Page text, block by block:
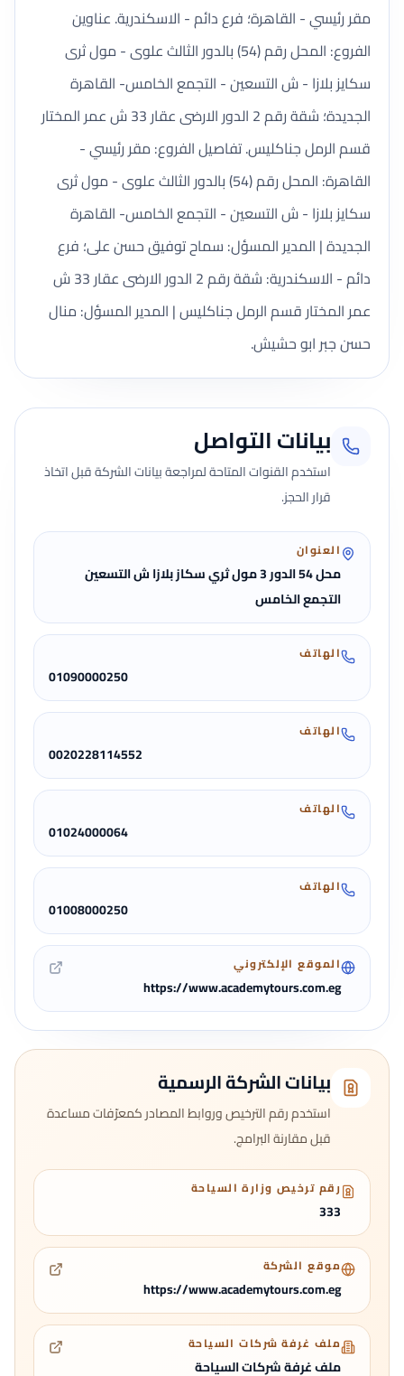
مقر رئيسي - القاهرة؛ فرع دائم - الاسكندرية. عناوين
الفروع: المحل رقم (54) بالدور الثالث علوى - مول ثرى
سكايز بلازا - ش التسعين - التجمع الخامس- القاهرة
الجديدة؛ شقة رقم 2 الدور الارضى عقار 33 ش عمر المختار
قسم الرمل جناكليس. تفاصيل الفروع: مقر رئيسي -
القاهرة: المحل رقم (54) بالدور الثالث علوى - مول ثرى
سكايز بلازا - ش التسعين - التجمع الخامس- القاهرة
الجديدة | المدير المسؤل: سماح توفيق حسن على؛ فرع
دائم - الاسكندرية: شقة رقم 2 الدور الارضى عقار 33 ش
عمر المختار قسم الرمل جناكليس | المدير المسؤل: منال
حسن جبر ابو حشيش.
بيانات التواصل
استخدم القنوات المتاحة لمراجعة بيانات الشركة قبل اتخاذ
قرار الحجز.
العنوان
محل 54 الدور 3 مول ثري سكاز بلازا ش التسعين
التجمع الخامس
الهاتف
01090000250
الهاتف
0020228114552
الهاتف
01024000064
الهاتف
01008000250
الموقع الإلكتروني
https://www.academytours.com.eg
بيانات الشركة الرسمية
استخدم رقم الترخيص وروابط المصادر كمعرّفات مساعدة
قبل مقارنة البرامج.
رقم ترخيص وزارة السياحة
333
موقع الشركة
https://www.academytours.com.eg
ملف غرفة شركات السياحة
ملف غرفة شركات السياحة